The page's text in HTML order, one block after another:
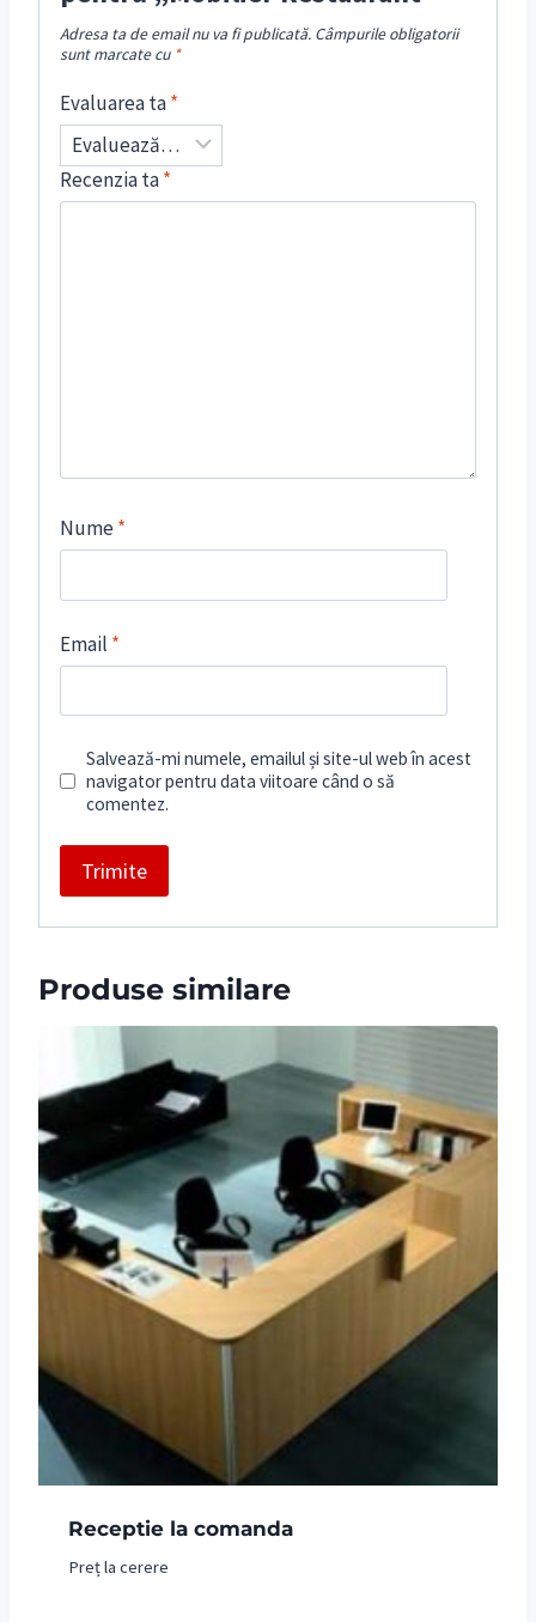
Adresa ta de email nu va fi publicată. Câmpurile obligatorii
sunt marcate cu *
Evaluarea ta*
Recenzia ta*
Nume*
Email *
Salvează-mi numele, emailul și site-ul web în acest
navigator pentru data viitoare când o să
comentez.
Produse similare
Receptie la comanda
Preț la cerere